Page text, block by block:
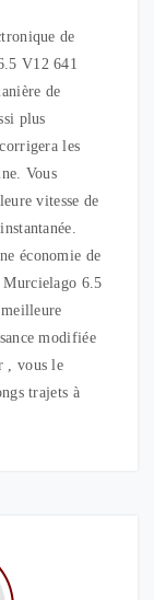
de
V12 641
de
plus
les
Vous
vitesse de
économie de
6.5
modifiée
, vous le
trajets à